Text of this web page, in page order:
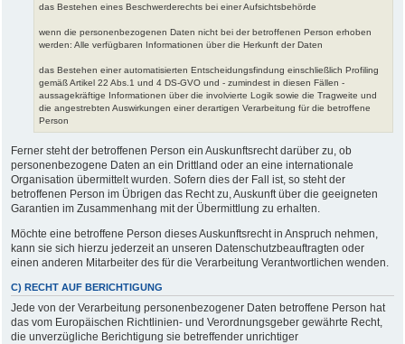
das Bestehen eines Beschwerderechts bei einer Aufsichtsbehörde
wenn die personenbezogenen Daten nicht bei der betroffenen Person erhoben
werden: Alle verfügbaren Informationen über die Herkunft der Daten
das Bestehen einer automatisierten Entscheidungsfindung einschließlich Profiling
gemäß Artikel 22 Abs.1 und 4 DS-GVO und - zumindest in diesen Fällen -
aussagekräftige Informationen über die involvierte Logik sowie die Tragweite und
die angestrebten Auswirkungen einer derartigen Verarbeitung für die betroffene
Person
Ferner steht der betroffenen Person ein Auskunftsrecht darüber zu, ob
personenbezogene Daten an ein Drittland oder an eine internationale
Organisation übermittelt wurden. Sofern dies der Fall ist, so steht der
betroffenen Person im Übrigen das Recht zu, Auskunft über die geeigneten
Garantien im Zusammenhang mit der Übermittlung zu erhalten.
Möchte eine betroffene Person dieses Auskunftsrecht in Anspruch nehmen,
kann sie sich hierzu jederzeit an unseren Datenschutzbeauftragten oder
einen anderen Mitarbeiter des für die Verarbeitung Verantwortlichen wenden.
C) RECHT AUF BERICHTIGUNG
Jede von der Verarbeitung personenbezogener Daten betroffene Person hat
das vom Europäischen Richtlinien- und Verordnungsgeber gewährte Recht,
die unverzügliche Berichtigung sie betreffender unrichtiger